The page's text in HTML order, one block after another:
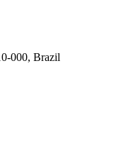
000, Brazil